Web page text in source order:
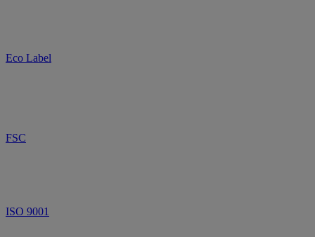
Eco Label
FSC
ISO 9001